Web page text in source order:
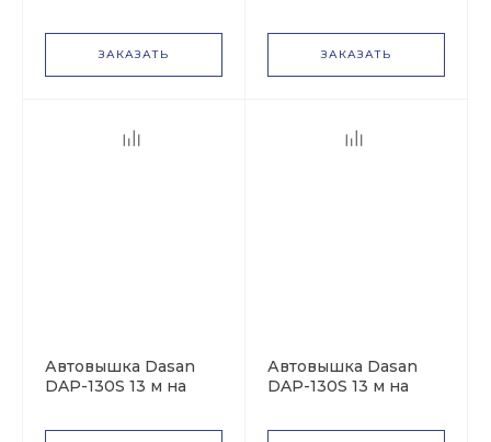
ЗАКАЗАТЬ
(ГАЗ-С42А43)
ЗАКАЗАТЬ
Автовышка Dasan
DAP-130S 13 м на
(ГАЗ-C41R33)
Автовышка Dasan
DAP-130S 13 м на